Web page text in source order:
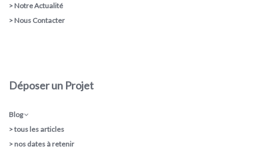
> Notre Actualité
> Nous Contacter
Déposer un Projet
Blog
>tous les articles
> nos dates à retenir